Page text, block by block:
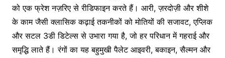
को एक फ्रेश नज़रिए से रीडिफाइन करते हैं। आरी, ज़रदोज़ी और शीशे
के काम जैसी क्लासिक कढ़ाई तकनीकों को मोतियों की सजावट, एप्लिक
और सटल 3डी डिटेल्स से उभारा गया है, जो हर परिधान में गहराई और
समृद्धि लाते हैं। रंगों का यह बहुमुखी पैलेट आइवरी, बकाइन, सैल्मन और